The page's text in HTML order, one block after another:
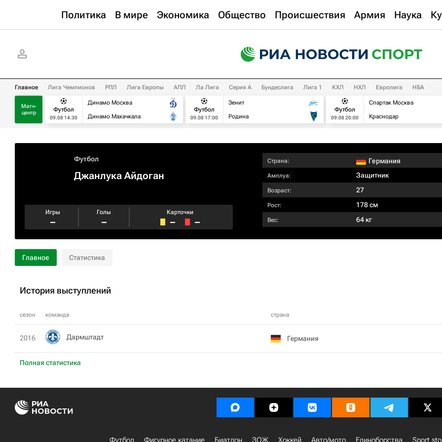
Политика В мире Экономика Общество Происшествия Армия Наука
Главное Лига Чемпионов РПЛ Лига Европы АПЛ Ла Лига Серия А Бундеслига Лига 1 КХЛ НХЛ Евролига НБА
Матч-
центр
Футбол
09.08 14:30
Динамо Москва
Динамо Махачкала
Футбол
09.08 17:00
Зенит
Родина
Футбол
09.08 20:00
Спартак Москва
Краснодар
Футбол
Джанлука Айдоган
Игры
–
Голы
–
Карточки
– –
Страна: Германия
Амплуа: Защитник
Возраст: 27
Рост: 178 см
Вес: 64 кг
Главное Статистика
История выступлений
сезон команда страна
Полная статистика
2016 Дармштадт Германия
Футбол Фигурное катание Биатлон ЗОЖ Хоккей Авто/мото Единоборства Sport